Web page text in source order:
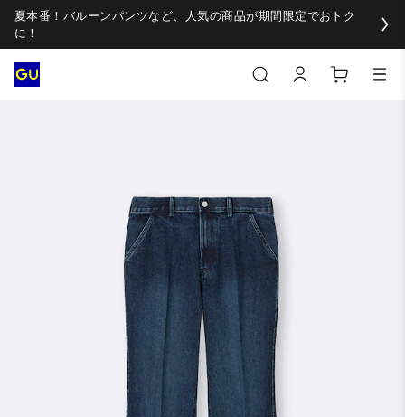
夏本番！バルーンパンツなど、人気の商品が期間限定でおトク
に！